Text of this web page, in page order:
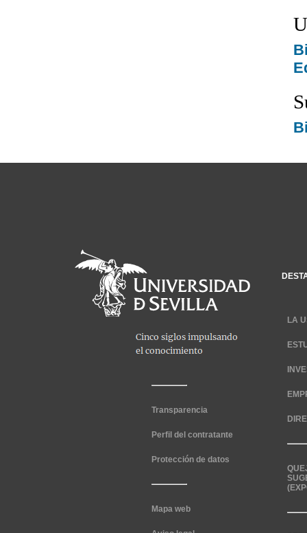
Transparencia
Perfil del contratante
Protección de datos
Mapa web
LA